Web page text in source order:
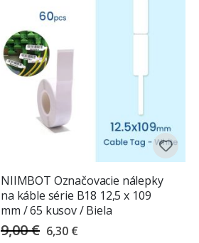
NIIMBOT Označovacie nálepky
na káble série B18 12,5 x 109
mm / 65 kusov / Biela
9,00 € Special
Price
6,30 €